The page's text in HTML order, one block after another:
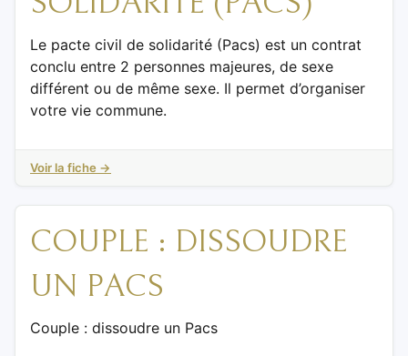
Le pacte civil de solidarité (Pacs) est un contrat
conclu entre 2 personnes majeures, de sexe
différent ou de même sexe. Il permet d’organiser
votre vie commune.
Voir la fiche →
COUPLE : DISSOUDRE
UN PACS
Couple : dissoudre un Pacs